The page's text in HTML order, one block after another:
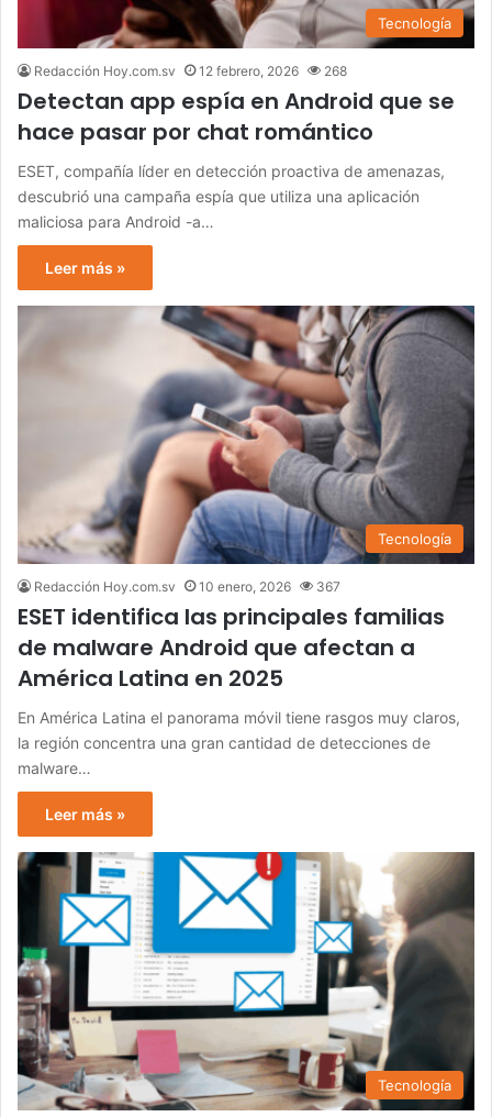
Tecnología
Redacción Hoy.com.sv 12 febrero, 2026 268
Detectan app espía en Android que se
hace pasar por chat romántico
ESET, compañía líder en detección proactiva de amenazas,
descubrió una campaña espía que utiliza una aplicación
maliciosa para Android -a…
Leer más »
Tecnología
Redacción Hoy.com.sv 10 enero, 2026 367
ESET identifica las principales familias
de malware Android que afectan a
América Latina en 2025
En América Latina el panorama móvil tiene rasgos muy claros,
la región concentra una gran cantidad de detecciones de
malware…
Leer más »
Tecnología